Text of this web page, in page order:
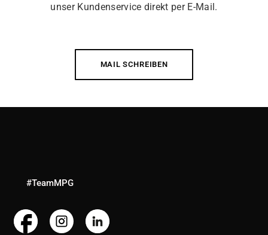
unser Kundenservice direkt per E-Mail.
MAIL SCHREIBEN
#TeamMPG